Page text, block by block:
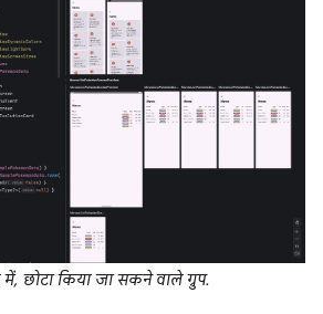
छोटा किया जा सकने वाले ग्रुप.